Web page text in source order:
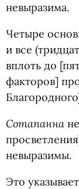
невыразима.
Четыре
и все (
вплоть до
факторов]
Сотапанна
невыразимы.
Это